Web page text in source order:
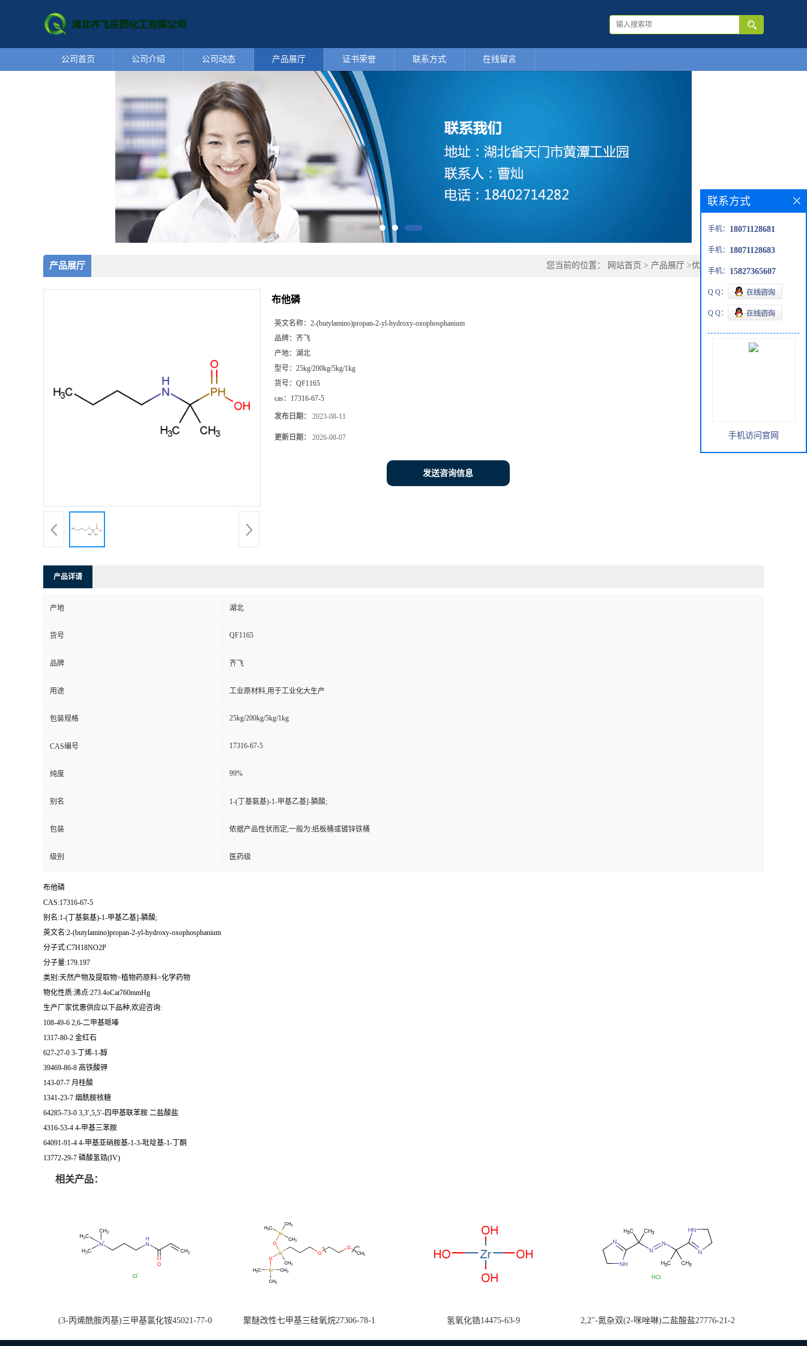
公司首页 公司介绍 公司动态 产品展厅 证书荣誉 联系方式 在线留言
产品展厅 您当前的位置： 网站首页 > 产品展厅 >优势品种
布他磷
英文名称： 2-(butylamino)propan-2-yl-hydroxy-oxophosphanium
品牌： 齐飞
产地： 湖北
型号： 25kg/200kg/5kg/1kg
货号： QF1165
cas： 17316-67-5
发布日期： 2023-08-11
更新日期： 2026-08-07
发送咨询信息
产品详请
产地 湖北
货号 QF1165
品牌 齐飞
用途 工业原材料,用于工业化大生产
包装规格 25kg/200kg/5kg/1kg
CAS编号 17316-67-5
纯度 99%
别名 1-(丁基氨基)-1-甲基乙基]-膦酸;
包装 依据产品性状而定,一般为:纸板桶或镀锌铁桶
级别 医药级
布他磷
CAS:17316-67-5
别名:1-(丁基氨基)-1-甲基乙基]-膦酸;
英文名:2-(butylamino)propan-2-yl-hydroxy-oxophosphanium
分子式:C7H18NO2P
分子量:179.197
类别:天然产物及提取物>植物药原料>化学药物
物化性质:沸点:273.4oCat760mmHg
生产厂家优惠供应以下品种,欢迎咨询:
108-49-6 2,6-二甲基哌嗪
1317-80-2 金红石
627-27-0 3-丁烯-1-醇
39469-86-8 高铁酸钾
143-07-7 月桂酸
1341-23-7 烟酰胺核糖
64285-73-0 3,3′,5,5′-四甲基联苯胺 二盐酸盐
4316-53-4 4-甲基三苯胺
64091-91-4 4-甲基亚硝胺基-1-3-吡啶基-1-丁酮
13772-29-7 磷酸氢锆(IV)
相关产品：
(3-丙烯酰胺丙基)三甲基氯化铵45021-77-0 聚醚改性七甲基三硅氧烷27306-78-1 氢氧化锆14475-63-9 2,2''-氮杂双(2-咪唑啉)二盐酸盐27776-21-2
联系方式
手机： 18071128681
手机： 18071128683
手机： 15827365607
Q Q：
Q Q：
手机访问官网